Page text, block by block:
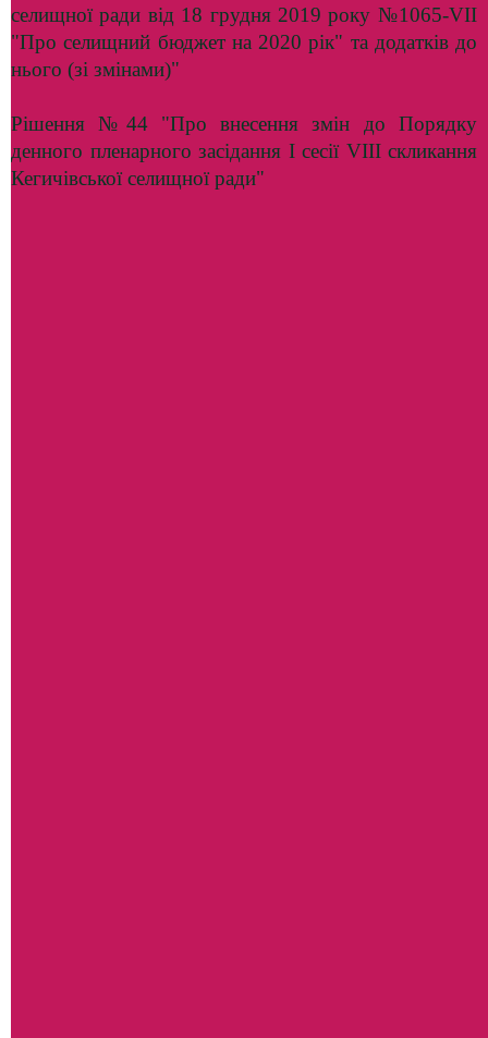
селищної ради від 18 грудня 2019 року №1065-VII
"Про селищний бюджет на 2020 рік" та додатків до
нього (зі змінами)"
Рішення №44 "Про внесення змін до Порядку
денного пленарного засідання І сесії VIII скликання
Кегичівської селищної ради"